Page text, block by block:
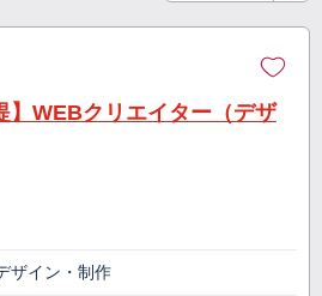
】WEBクリエイター（デザ
ザイン・制作